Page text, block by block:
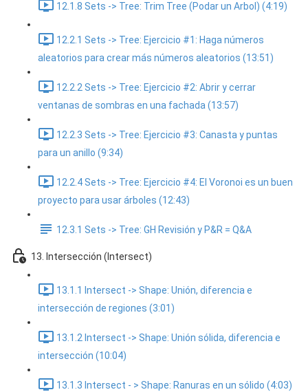
12.1.8 Sets -> Tree: Trim Tree (Podar un Arbol) (4:19)
12.2.1 Sets -> Tree: Ejercicio #1: Haga números
aleatorios para crear más números aleatorios (13:51)
12.2.2 Sets -> Tree: Ejercicio #2: Abrir y cerrar
ventanas de sombras en una fachada (13:57)
12.2.3 Sets -> Tree: Ejercicio #3: Canasta y puntas
para un anillo (9:34)
12.2.4 Sets -> Tree: Ejercicio #4: El Voronoi es un buen
proyecto para usar árboles (12:43)
12.3.1 Sets -> Tree: GH Revisión y P&R = Q&A
13. Intersección (Intersect)
13.1.1 Intersect -> Shape: Unión, diferencia e
intersección de regiones (3:01)
13.1.2 Intersect -> Shape: Unión sólida, diferencia e
intersección (10:04)
13.1.3 Intersect - > Shape: Ranuras en un sólido (4:03)